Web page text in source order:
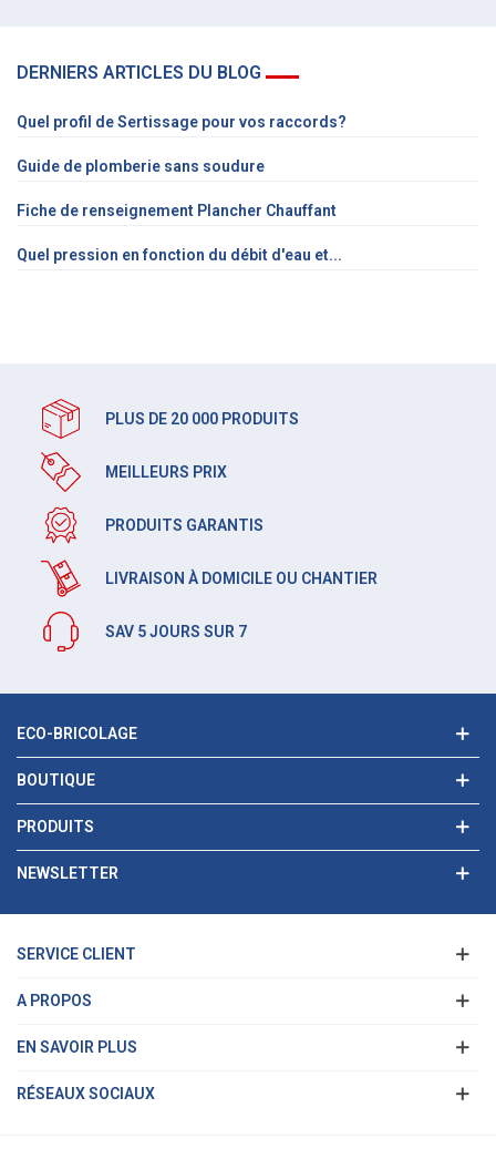
DERNIERS ARTICLES DU BLOG
Quel profil de Sertissage pour vos raccords?
Guide de plomberie sans soudure
Fiche de renseignement Plancher Chauffant
Quel pression en fonction du débit d'eau et...
PLUS DE 20 000 PRODUITS
MEILLEURS PRIX
PRODUITS GARANTIS
LIVRAISON À DOMICILE OU CHANTIER
SAV 5 JOURS SUR 7
ECO-BRICOLAGE
BOUTIQUE
PRODUITS
NEWSLETTER
SERVICE CLIENT
A PROPOS
EN SAVOIR PLUS
RÉSEAUX SOCIAUX